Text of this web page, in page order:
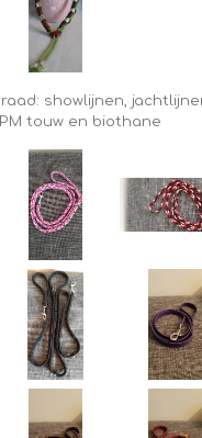
showlijnen,
touw en biothane